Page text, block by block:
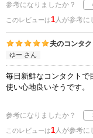
参考になりましたか？
このレビューは1人が参考に
夫のコンタク
ゆー さん
毎日新鮮なコンタクトで
使い心地良いそうです。
参考になりましたか？
このレビューは1人が参考に